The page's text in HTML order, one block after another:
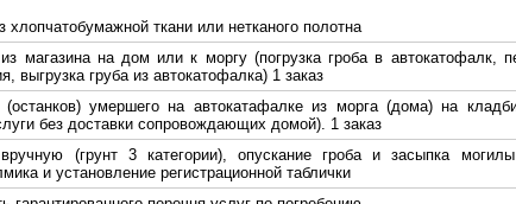
хлопчатобумажной ткани или нетканого полотна
магазина на дом или к моргу (погрузка гроба в автокатофалк,
выгрузка груба из автокатофалка) 1 заказ
(останков) умершего на автокатафалке из морга (дома) на
без доставки сопровождающих домой). 1 заказ
(грунт 3 категории), опускание гроба и засыпка
и установление регистрационной таблички